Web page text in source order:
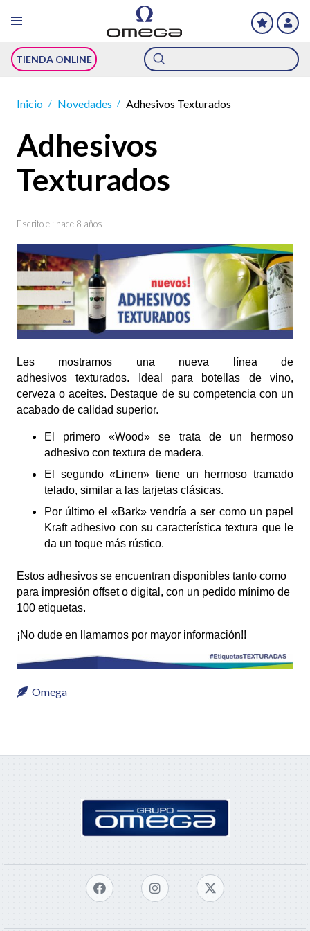
TIENDA ONLINE
Búsqueda
de
productos
Inicio / Novedades / Adhesivos Texturados
Adhesivos
Texturados
Escrito el: hace 8 años
Les mostramos una nueva línea de
adhesivos texturados. Ideal para botellas de vino,
cerveza o aceites. Destaque de su competencia con un
acabado de calidad superior.
El primero «Wood» se trata de un hermoso
adhesivo con textura de madera.
El segundo «Linen» tiene un hermoso tramado
telado, similar a las tarjetas clásicas.
Por último el «Bark» vendría a ser como un papel
Kraft adhesivo con su característica textura que le
da un toque más rústico.
Estos adhesivos se encuentran disponibles tanto como
para impresión offset o digital, con un pedido mínimo de
100 etiquetas.
¡No dude en llamarnos por mayor información!!
Omega